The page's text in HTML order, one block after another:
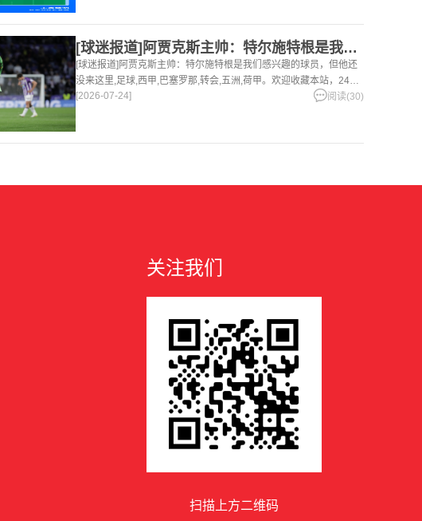
[球迷报道]阿贾克斯主帅：特尔施特根是我们感兴趣的球员，但他
[球迷报道]阿贾克斯主帅：特尔施特根是我们感兴趣的球员，但他还
没来这里,足球,西甲,巴塞罗那,转会,五洲,荷甲。欢迎收藏本站，24小
时为你更新最新的足球，篮球体育资讯。
[2026-07-24] 阅读(30)
关注我们
扫描上方二维码